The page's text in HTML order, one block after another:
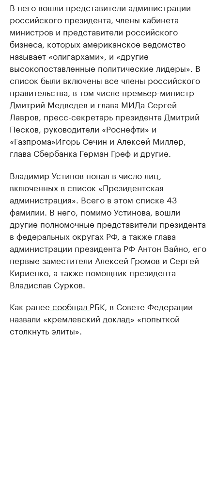
В него вошли представители администрации
российского президента, члены кабинета
министров и представители российского
бизнеса, которых американское ведомство
называет «олигархами», и «другие
высокопоставленные политические лидеры». В
список были включены все члены российского
правительства, в том числе премьер-министр
Дмитрий Медведев и глава МИДа Сергей
Лавров, пресс-секретарь президента Дмитрий
Песков, руководители «Роснефти» и
«Газпрома»Игорь Сечин и Алексей Миллер,
глава Сбербанка Герман Греф и другие.
Владимир Устинов попал в число лиц,
включенных в список «Президентская
администрация». Всего в этом списке 43
фамилии. В него, помимо Устинова, вошли
другие полномочные представители президента
в федеральных округах РФ, а также глава
администрации президента РФ Антон Вайно, его
первые заместители Алексей Громов и Сергей
Кириенко, а также помощник президента
Владислав Сурков.
Как ранее сообщал РБК, в Совете Федерации
назвали «кремлевский доклад» «попыткой
столкнуть элиты».